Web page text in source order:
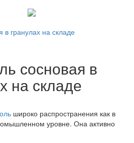
гранулах на складе
сосновая в
на складе
широко распространения как в
уровне. Она активно